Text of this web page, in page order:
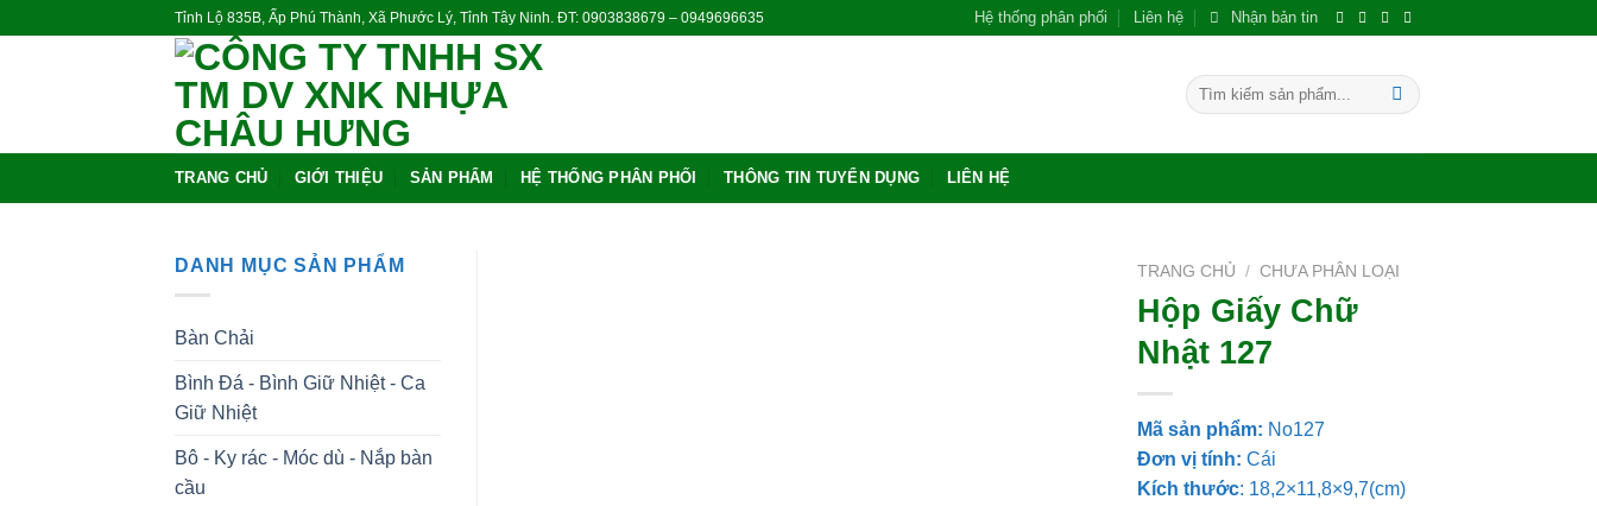
Tỉnh Lộ 835B, Ấp Phú Thành, Xã Phước Lý, Tỉnh Tây Ninh. ĐT: 0903838679 – 0949696635 Hệ thống phân phối Liên hệ Nhận bản tin
Tìm
kiếm:
TRANG CHỦ GIỚI THIỆU SẢN PHẨM HỆ THỐNG PHÂN PHỐI THÔNG TIN TUYỂN DỤNG LIÊN HỆ
TRANG CHỦ / CHƯA PHÂN LOẠI
Hộp Giấy Chữ
Nhật 127
Mã sản phẩm: No127
Đơn vị tính: Cái
Kích thước: 18,2×11,8×9,7(cm)
DANH MỤC SẢN PHẨM
Bàn Chải
Bình Đá - Bình Giữ Nhiệt - Ca
Giữ Nhiệt
Bô - Ky rác - Móc dù - Nắp bàn
cầu